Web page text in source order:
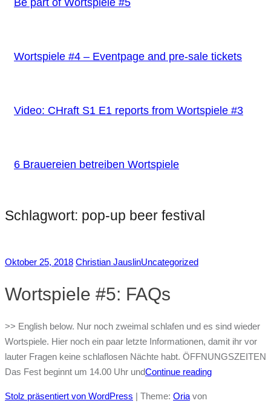
Wortspiele #4 – Eventpage and pre-sale tickets
Video: CHraft S1 E1 reports from Wortspiele #3
6 Brauereien betreiben Wortspiele
Schlagwort: pop-up beer festival
Oktober 25, 2018 Christian JauslinUncategorized
Wortspiele #5: FAQs
>> English below. Nur noch zweimal schlafen und es sind wieder
Wortspiele. Hier noch ein paar letzte Informationen, damit ihr vor
lauter Fragen keine schlaflosen Nächte habt. ÖFFNUNGSZEITEN
Das Fest beginnt um 14.00 Uhr undContinue reading
Stolz präsentiert von WordPress | Theme: Oria von